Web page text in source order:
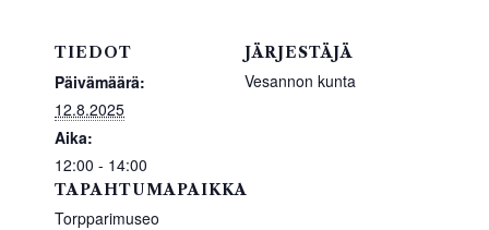
o
k
TIEDOT
Päivämäärä:
12.8.2025
Aika:
12:00 - 14:00
TAPAHTUMAPAIKKA
Torpparimuseo
JÄRJESTÄJÄ
Vesannon kunta